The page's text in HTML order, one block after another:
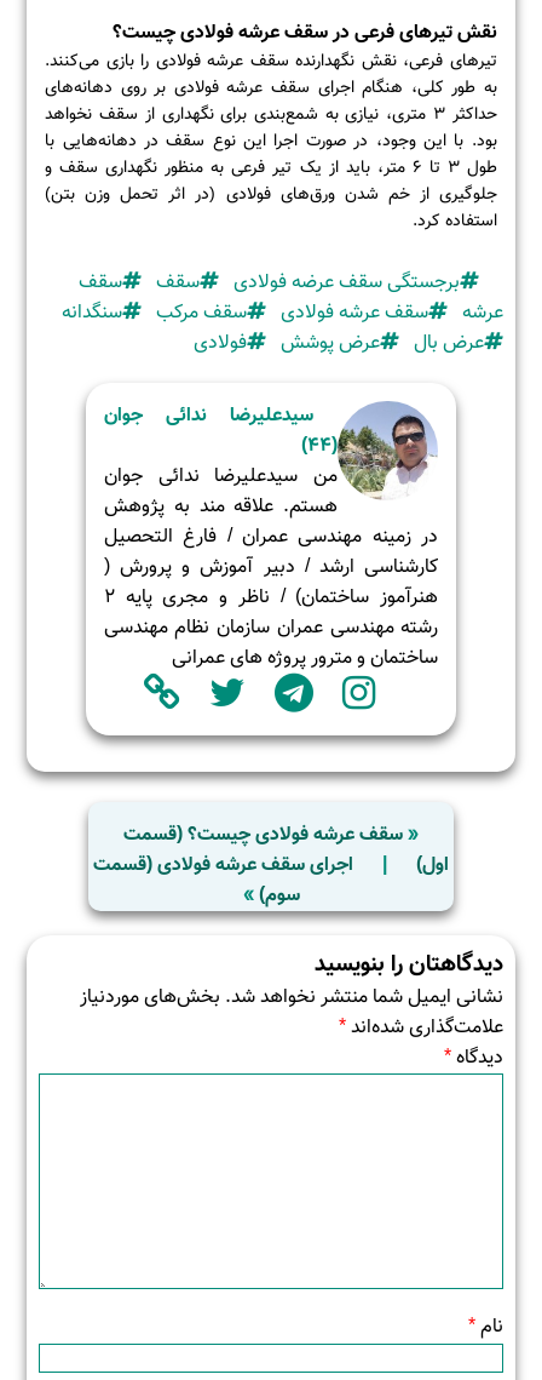
نقش تیرهای فرعی در سقف عرشه فولادی چیست؟
تیرهای فرعی، نقش نگهدارنده سقف عرشه فولادی را بازی می‌کنند.
به طور کلی، هنگام اجرای سقف عرشه فولادی بر روی دهانه‌های
حداکثر 3 متری، نیازی به شمع‌بندی برای نگهداری از سقف نخواهد
بود. با این وجود، در صورت اجرا این نوع سقف در دهانه‌هایی با
طول 3 تا 6 متر، باید از یک تیر فرعی به منظور نگهداری سقف و
جلوگیری از خم شدن ورق‌های فولادی (در اثر تحمل وزن بتن)
استفاده کرد.
برجستگی سقف عرضه فولادی سقف
سقف
عرشه
سقف عرشه فولادی سقف مرکب
سنگدانه
عرض بال
عرض پوشش فولادی
سیدعلیرضا ندائی جوان
(44)
من سيدعليرضا ندائی جوان
هستم. علاقه مند به پژوهش
در زمینه مهندسی عمران / فارغ التحصیل
کارشناسی ارشد / دبیر آموزش و پرورش (
هنرآموز ساختمان) / ناظر و مجری پایه 2
رشته مهندسی عمران سازمان نظام مهندسی
ساختمان و مترور پروژه های عمرانی
«سقف عرشه فولادی چیست؟ (قسمت
اول) | اجرای سقف عرشه فولادی (قسمت
سوم)»
دیدگاهتان را بنویسید
نشانی ایمیل شما منتشر نخواهد شد. بخش‌های موردنیاز
علامت‌گذاری شده‌اند*
دیدگاه*
نام*